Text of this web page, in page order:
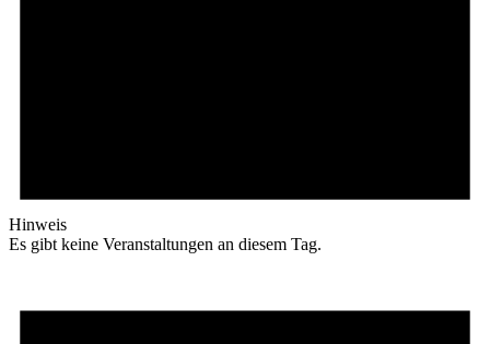
Hinweis
Es gibt keine Veranstaltungen an diesem Tag.